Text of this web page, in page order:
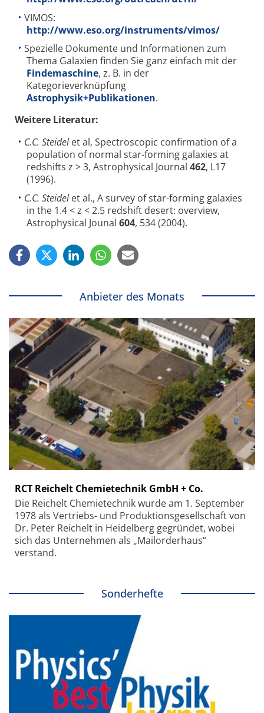
VIMOS:
http://www.eso.org/instruments/vimos/
Spezielle Dokumente und Informationen zum
Thema Galaxien finden Sie ganz einfach mit der
Findemaschine, z. B. in der
Kategorieverknüpfung
Astrophysik+Publikationen.
Weitere Literatur:
C.C. Steidelet al, Spectroscopic confirmation of a
population of normal star-forming galaxies at
redshifts z > 3, Astrophysical Journal 462, L17
(1996).
C.C. Steidelet al., A survey of star-forming galaxies
in the 1.4 < z < 2.5 redshift desert: overview,
Astrophysical Jounal 604, 534 (2004).
Anbieter des Monats
RCT Reichelt Chemietechnik GmbH + Co.
Die Reichelt Chemietechnik wurde am 1. September
1978 als Vertriebs- und Produktionsgesellschaft von
Dr. Peter Reichelt in Heidelberg gegründet, wobei
sich das Unternehmen als „Mailorderhaus“
verstand.
Sonderhefte